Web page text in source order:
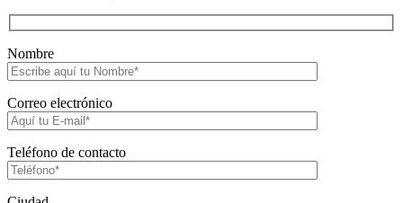
Nombre
Correo electrónico
Teléfono de contacto